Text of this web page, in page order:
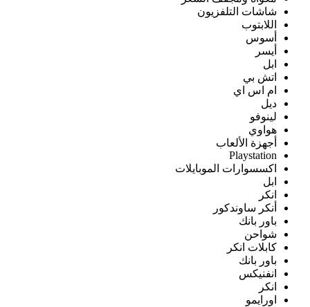
شاشات التلفزيون
اللابتوب
أسوس
أيسر
ابل
اتش بي
ام اس اي
ديل
لينوفو
هواوي
أجهزة الألعاب
Playstation
اكسسوارات الموبايلات
ابل
انكر
أنكر ساوندكور
باور بانك
شواحن
كابلات انكر
باور بانك
انفنيكس
انكر
اورايمو